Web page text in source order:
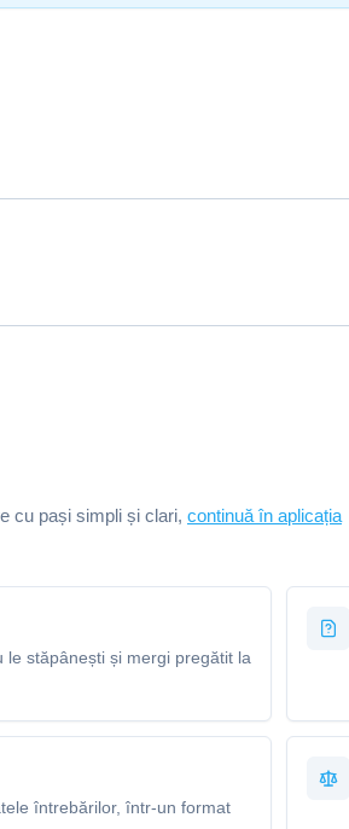
cu pași simpli și clari, continuă în aplicația
stăpânești și mergi pregătit la
întrebărilor, într-un format